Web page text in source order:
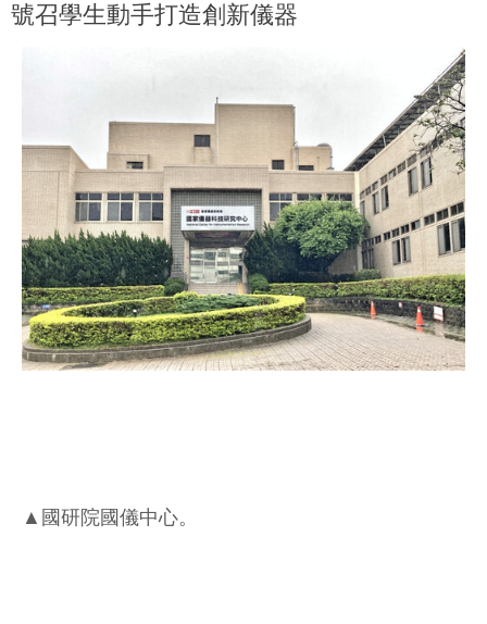
號召學生動手打造創新儀器
▲國研院國儀中心。